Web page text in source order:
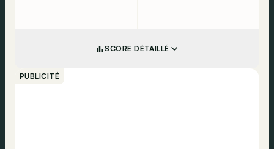
SCORE DÉTAILLÉ
PUBLICITÉ